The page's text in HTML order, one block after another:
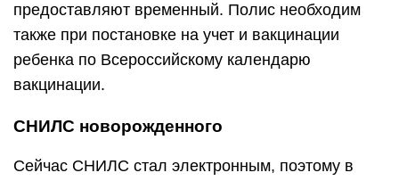
предоставляют временный. Полис необходим
также при постановке на учет и вакцинации
ребенка по Всероссийскому календарю
вакцинации.
СНИЛС новорожденного
Сейчас СНИЛС стал электронным, поэтому в